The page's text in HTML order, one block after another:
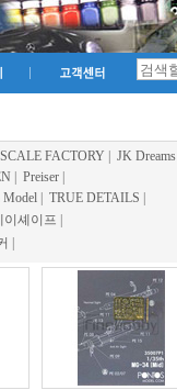
FACTORY JK Dreams
Preiser
Model TRUE DETAILS
이셰이프